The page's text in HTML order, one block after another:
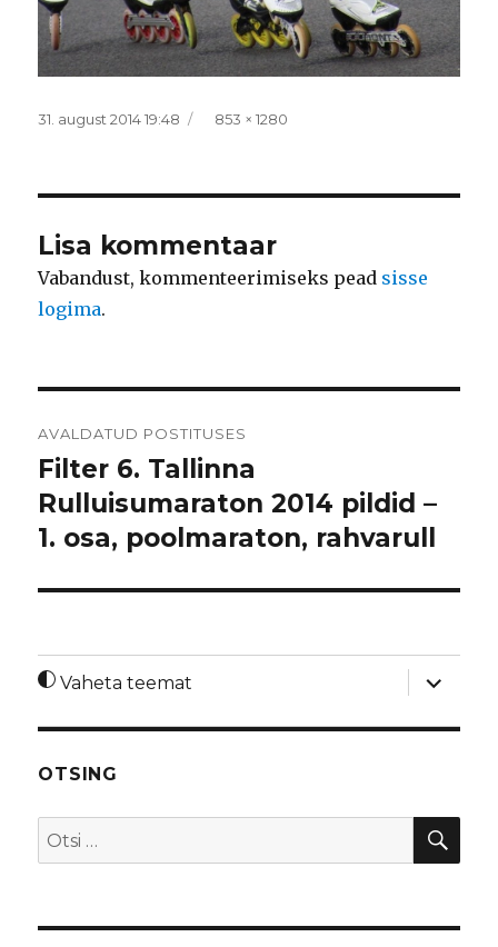
Postitatud
31. august 2014 19:48 Täissuurus
853 × 1280
Lisa kommentaar
Vabandust, kommenteerimiseks pead sisse
logima.
AVALDATUD POSTITUSES
Filter 6. Tallinna
Rulluisumaraton 2014 pildid –
1. osa, poolmaraton, rahvarull
Vaheta teemat
laienda
OTSING
Otsi: